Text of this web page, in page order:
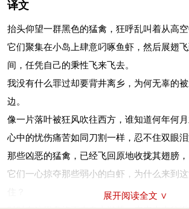
谁知道何年何月才能返回家园？心中的忧伤痛
终我命兮君都。终来遇兮何辜。
译文
抬头仰望一群黑色的猛禽，狂呼乱叫着从高空
它们聚集在小岛上肆意叼啄鱼虾，然后展翅
间，任凭自己的秉性飞来飞去。
我没有什么罪过却要背井离乡，为何无辜的
边。
像一片落叶被狂风吹往西方，谁知道何年何
心中的忧伤痛苦如同刀割一样，忍不住双眼泪
那些凶恶的猛禽，已经飞回原地收拢其翅膀，
它们一心掠夺那些弱小的白虾，为什么来到
展开阅读全文 ∨